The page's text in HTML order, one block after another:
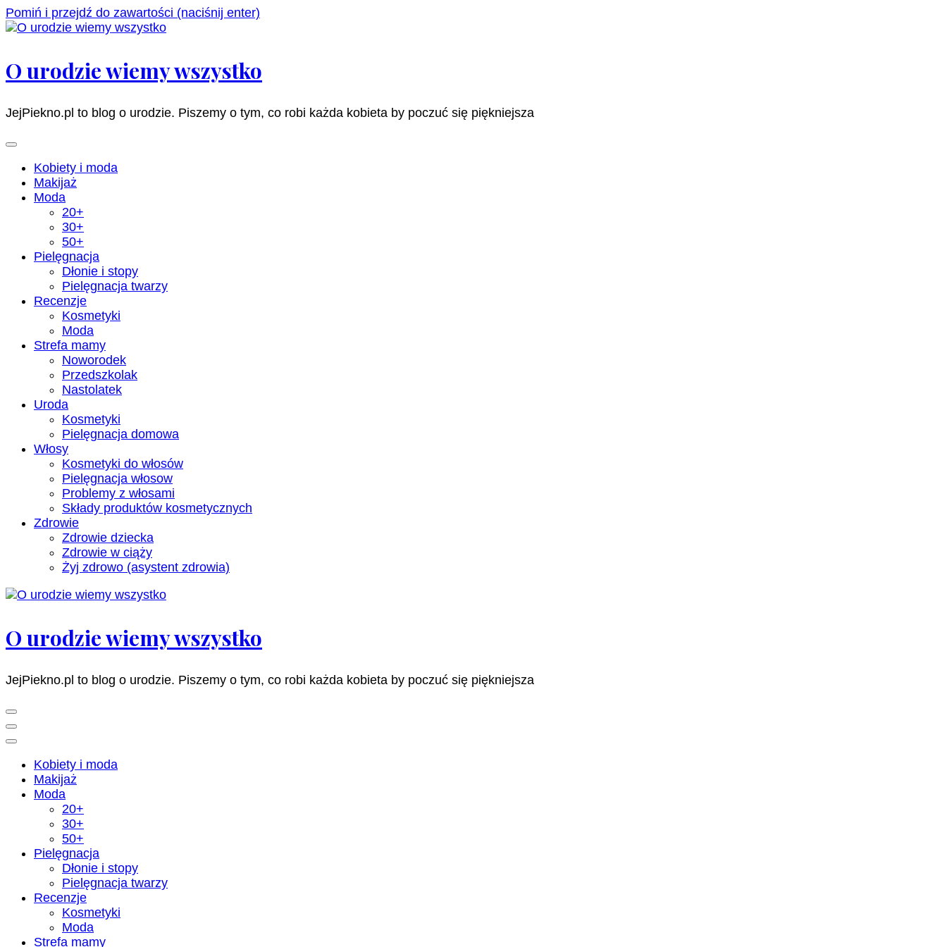
Pomiń i przejdź do zawartości (naciśnij enter)
O urodzie wiemy wszystko
JejPiekno.pl to blog o urodzie. Piszemy o tym, co robi każda kobieta by poczuć się piękniejsza
Kobiety i moda
Makijaż
Moda
20+
30+
50+
Pielęgnacja
Dłonie i stopy
Pielęgnacja twarzy
Recenzje
Kosmetyki
Moda
Strefa mamy
Noworodek
Przedszkolak
Nastolatek
Uroda
Kosmetyki
Pielęgnacja domowa
Włosy
Kosmetyki do włosów
Pielęgnacja włosow
Problemy z włosami
Składy produktów kosmetycznych
Zdrowie
Zdrowie dziecka
Zdrowie w ciąży
Żyj zdrowo (asystent zdrowia)
O urodzie wiemy wszystko
JejPiekno.pl to blog o urodzie. Piszemy o tym, co robi każda kobieta by poczuć się piękniejsza
Kobiety i moda
Makijaż
Moda
20+
30+
50+
Pielęgnacja
Dłonie i stopy
Pielęgnacja twarzy
Recenzje
Kosmetyki
Moda
Strefa mamy